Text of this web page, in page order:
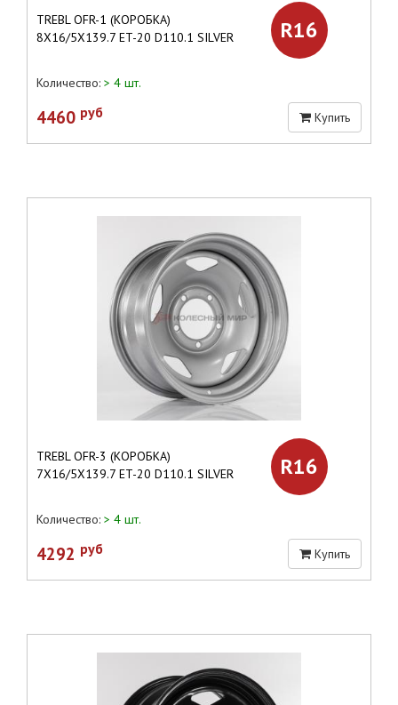
TREBL OFR-1 (КОРОБКА)
8X16/5X139.7 ET-20 D110.1 SILVER
R16
Количество: > 4 шт.
4460 руб Купить
TREBL OFR-3 (КОРОБКА)
7X16/5X139.7 ET-20 D110.1 SILVER
R16
Количество: > 4 шт.
4292 руб Купить